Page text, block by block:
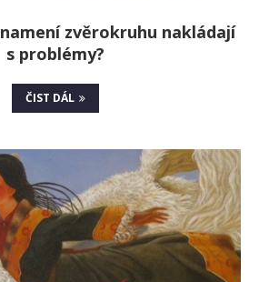
zvěrokruhu nakládají
s problémy?
ČIST DÁL